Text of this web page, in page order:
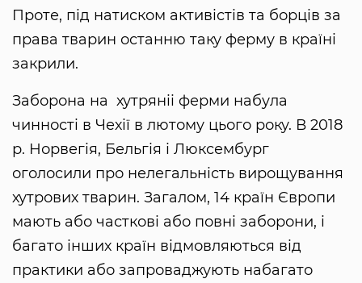
Проте, під натиском активістів та борців за
права тварин останню таку ферму в країні
закрили.
Заборона на хутряніі ферми набула
чинності в Чехії в лютому цього року. В 2018
р. Норвегія, Бельгія і Люксембург
оголосили про нелегальність вирощування
хутрових тварин. Загалом, 14 країн Європи
мають або часткові або повні заборони, і
багато інших країн відмовляються від
практики або запроваджують набагато